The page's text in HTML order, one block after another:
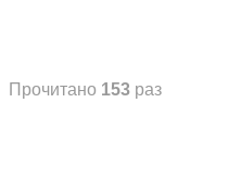
Прочитано 153 раз